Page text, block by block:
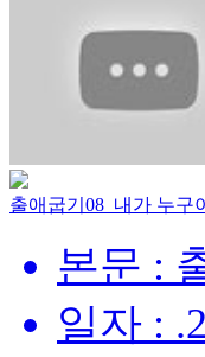
출애굽기08_내가 누구
본문 :
일자 :